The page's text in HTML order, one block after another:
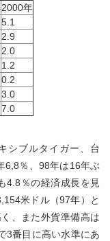
2000年
5.1
2.9
2.0
1.2
0.2
3.0
7.0
シブルタイガー、台
6,8％、98年は16年ぶ
4.8％の経済成長を見
米ドル（97年）と
、また外貨準備高は
3番目に高い水準にあ